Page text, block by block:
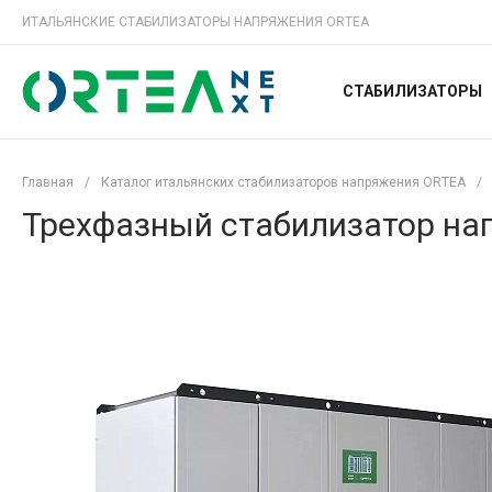
ИТАЛЬЯНСКИЕ СТАБИЛИЗАТОРЫ НАПРЯЖЕНИЯ ORTEA
СТАБИЛИЗАТОРЫ
Главная / Каталог итальянских стабилизаторов напряжения ORTEA /
Трехфазный стабилизатор